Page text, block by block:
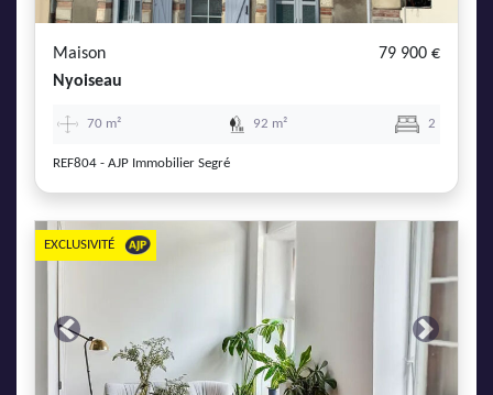
Maison
79 900 €
Nyoiseau
70 m² 92 m² 2
REF804 - AJP Immobilier Segré
Previous Next
EXCLUSIVITÉ